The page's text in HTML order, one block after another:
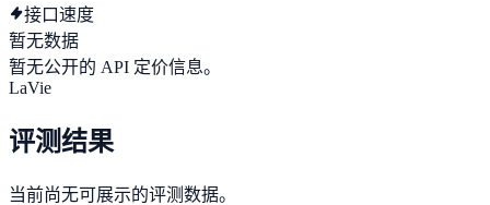
接口速度
暂无数据
暂无公开的 API 定价信息。
LaVie
评测结果
当前尚无可展示的评测数据。